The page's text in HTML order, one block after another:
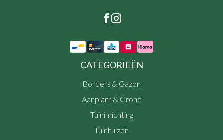
CATEGORIEËN
Borders & Gazon
Aanplant & Grond
Tuininrichting
Tuinhuizen